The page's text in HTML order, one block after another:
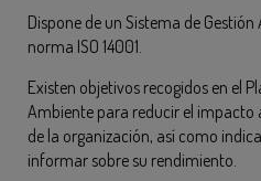
Dispone de un Sistema de
norma ISO 14001.
Existen objetivos recogidos en el
Ambiente para reducir el impacto
de la organización, así como
informar sobre su rendimiento.